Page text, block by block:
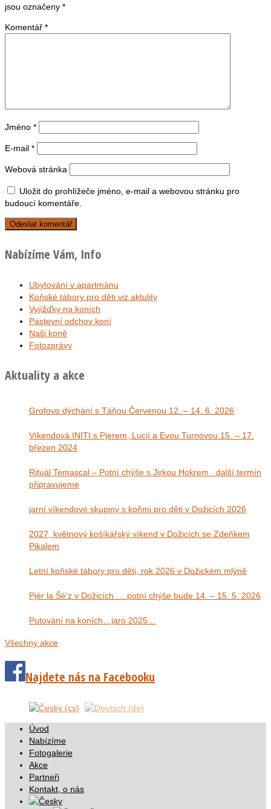
jsou označeny *
Komentář *
Jméno *
E-mail *
Webová stránka
Uložit do prohlížeče jméno, e-mail a webovou stránku pro
budoucí komentáře.
Nabízíme Vám, Info
Ubytování v apartmánu
Koňské tábory pro děti viz aktulity
Vyjížďky na koních
Pastevní odchov koní
Naši koně
Fotozprávy
Aktuality a akce
Grofovo dýchání s Táňou Červenou 12. – 14. 6. 2026
Víkendová INITI s Pjerem, Lucií a Evou Turnovou 15. – 17.
březen 2024
Rituál Temascal – Potní chýše s Jirkou Hokrem . další termín
připravujeme
jarní víkendové skupiny s koňmi pro děti v Dožicích 2026
2027, květnový košíkářský víkend v Dožicích se Zdeňkem
Pikalem
Letní koňské tábory pro děti, rok 2026 v Dožickém mlýně
Pjér la Šé’z v Dožicích … potní chýše bude 14. – 15. 5. 2026
Putování na koních…jaro 2025…
Všechny akce
Najdete nás na Facebooku
Úvod
Nabízíme
Fotogalerie
Akce
Partneři
Kontakt, o nás